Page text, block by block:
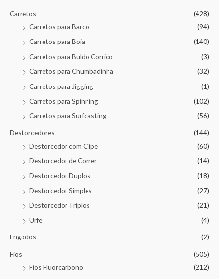
Carretos
(428)
Carretos para Barco
(94)
Carretos para Boia
(140)
Carretos para Buldo Corrico
(3)
Carretos para Chumbadinha
(32)
Carretos para Jigging
(1)
Carretos para Spinning
(102)
Carretos para Surfcasting
(56)
Destorcedores
(144)
Destorcedor com Clipe
(60)
Destorcedor de Correr
(14)
Destorcedor Duplos
(18)
Destorcedor Simples
(27)
Destorcedor Triplos
(21)
Urfe
(4)
Engodos (2)
Fios
(505)
Fios Fluorcarbono
(212)